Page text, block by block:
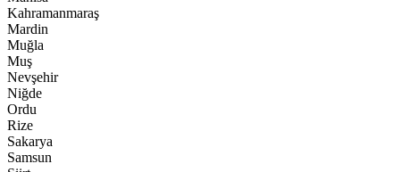
Kahramanmaraş
Mardin
Muğla
Muş
Nevşehir
Niğde
Ordu
Rize
Sakarya
Samsun